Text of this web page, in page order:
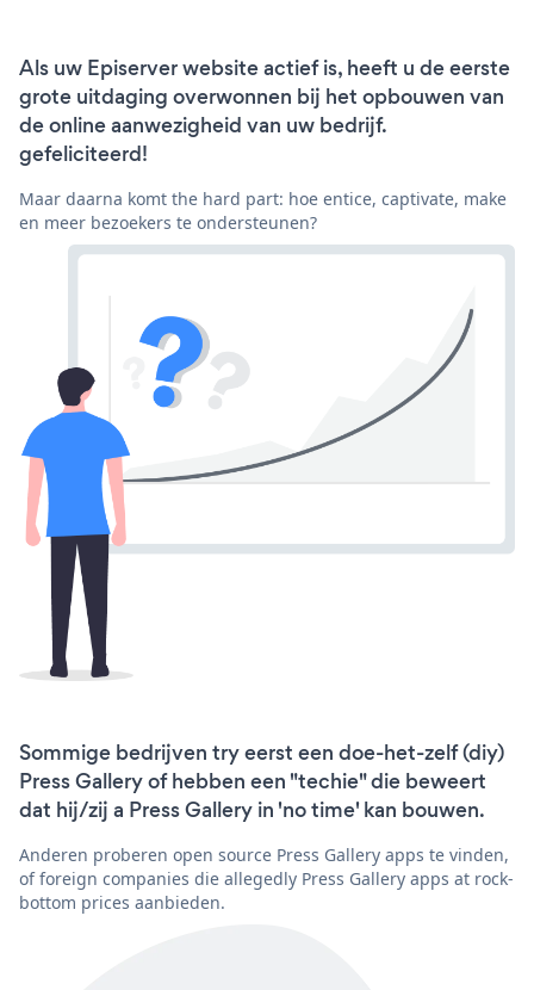
Als uw Episerver website actief is, heeft u de eerste
grote uitdaging overwonnen bij het opbouwen van
de online aanwezigheid van uw bedrijf.
gefeliciteerd!
Maar daarna komt the hard part: hoe entice, captivate, make
en meer bezoekers te ondersteunen?
Sommige bedrijven try eerst een doe-het-zelf (diy)
Press Gallery of hebben een "techie" die beweert
dat hij/zij a Press Gallery in 'no time' kan bouwen.
Anderen proberen open source Press Gallery apps te vinden,
of foreign companies die allegedly Press Gallery apps at rock-
bottom prices aanbieden.